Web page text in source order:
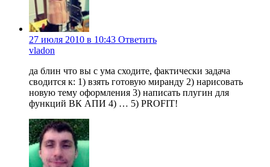
27 июля 2010 в 10:43 Ответить
vladon
да блин что вы с ума сходите, фактически задача
сводится к: 1) взять готовую миранду 2) нарисовать
новую тему оформления 3) написать плугин для
функций ВК АПИ 4) … 5) PROFIT!